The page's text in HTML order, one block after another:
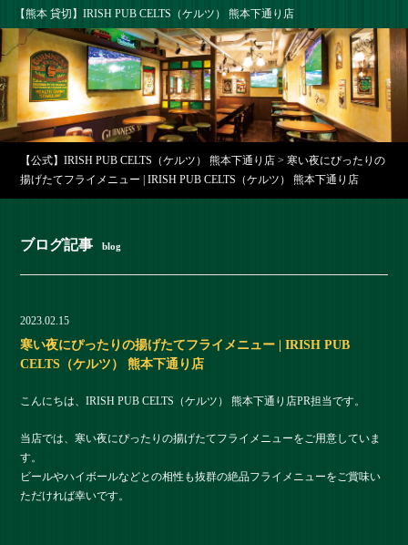
【熊本 貸切】IRISH PUB CELTS（ケルツ） 熊本下通り店
【公式】IRISH PUB CELTS（ケルツ） 熊本下通り店 >寒い夜にぴったりの
揚げたてフライメニュー | IRISH PUB CELTS（ケルツ） 熊本下通り店
ブログ記事 blog
2023.02.15
寒い夜にぴったりの揚げたてフライメニュー | IRISH PUB
CELTS（ケルツ） 熊本下通り店
こんにちは、IRISH PUB CELTS（ケルツ） 熊本下通り店PR担当です。
当店では、寒い夜にぴったりの揚げたてフライメニューをご用意していま
す。
ビールやハイボールなどとの相性も抜群の絶品フライメニューをご賞味い
ただければ幸いです。